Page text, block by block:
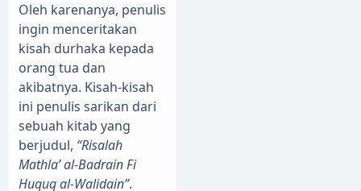
Oleh karenanya, penulis
ingin menceritakan
kisah durhaka kepada
orang tua dan
akibatnya. Kisah-kisah
ini penulis sarikan dari
sebuah kitab yang
berjudul, “Risalah
Mathla’ al-Badrain Fi
Huquq al-Walidain”.